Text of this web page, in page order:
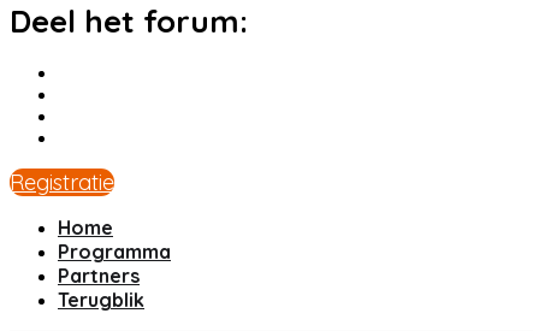
Deel het forum:
Registratie
Home
Programma
Partners
Terugblik